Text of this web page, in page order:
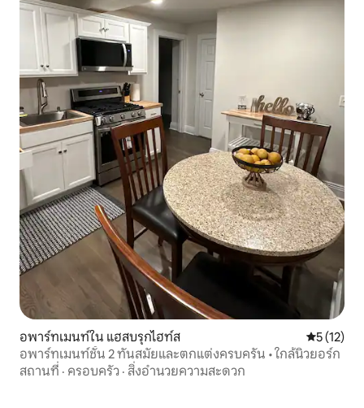
อพาร์ทเมนท์ใน แฮสบรุกไฮท์ส คะแนนเฉลี่
5 (12)
อพาร์ทเมนท์ชั้น 2 ทันสมัยและตกแต่งครบครัน • ใกล้นิวยอร์ก
สถานที่ · ครอบครัว · สิ่งอำนวยความสะดวก